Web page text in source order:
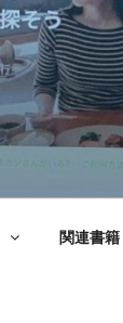
関連書籍